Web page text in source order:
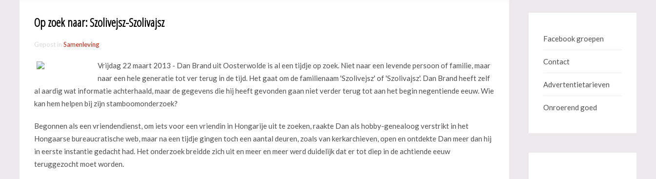
Op zoek naar: Szolivejsz-Szolivajsz
Gepost in Samenleving
Vrijdag 22 maart 2013 - Dan Brand uit Oosterwolde is al een tijdje op zoek. Niet naar een levende persoon of familie, maar
naar een hele generatie tot ver terug in de tijd. Het gaat om de familienaam 'Szolivejsz' of 'Szolivajsz'. Dan Brand heeft zelf
al aardig wat informatie achterhaald, maar de gegevens die hij heeft gevonden gaan niet verder terug tot aan het begin negentiende eeuw. Wie
kan hem helpen bij zijn stamboomonderzoek?
Begonnen als een vriendendienst, om iets voor een vriendin in Hongarije uit te zoeken, raakte Dan als hobby-genealoog verstrikt in het
Hongaarse bureaucratische web, maar na een tijdje gingen toch een aantal deuren, zoals van kerkarchieven, open en ontdekte Dan meer dan hij
in eerste instantie gedacht had. Het onderzoek breidde zich uit en meer en meer werd duidelijk dat er tot diep in de achtiende eeuw
teruggezocht moet worden.
Facebook groepen
Contact
Advertentietarieven
Onroerend goed